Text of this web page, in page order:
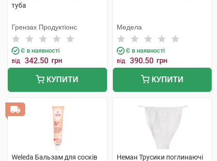
туба
Грензах Продуктіонс
Є в наявності
від 342.50 грн
КУПИТИ
Медела
Є в наявності
від 390.50 грн
КУПИТИ
Weleda Бальзам для сосків
Неман Трусики поглинаючі